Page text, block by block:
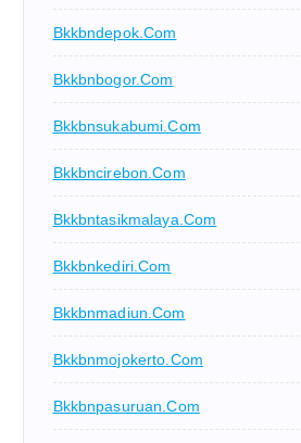
Bkkbndepok.com
Bkkbnbogor.com
Bkkbnsukabumi.com
Bkkbncirebon.com
Bkkbntasikmalaya.com
Bkkbnkediri.com
Bkkbnmadiun.com
Bkkbnmojokerto.com
Bkkbnpasuruan.com